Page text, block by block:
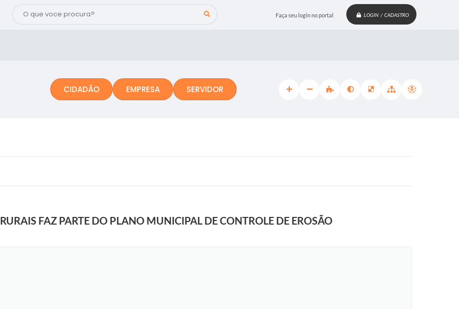
Faça seu login no portal LOGIN / CADASTRO
CIDADÃO EMPRESA SERVIDOR
FAZ PARTE DO PLANO MUNICIPAL DE CONTROLE DE EROSÃO